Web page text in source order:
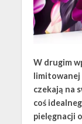
W drugim
limitowanej
czekają na
coś
pielęgnacji